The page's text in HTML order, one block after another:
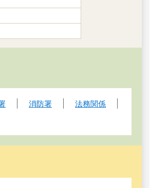
消防署
法務関係